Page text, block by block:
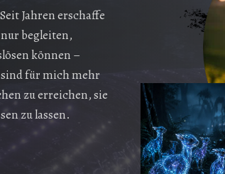
Jahren erschaffe
begleiten,
können –
für mich mehr
zu erreichen, sie
zu lassen.